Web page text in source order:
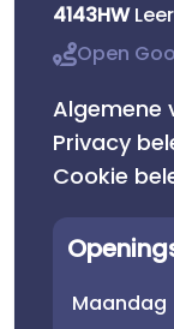
4143HW
Open
Algemene
Privacy
Cookie
Maandag